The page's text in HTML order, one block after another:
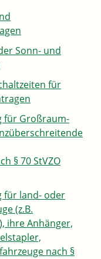
Sonn- und
für
für Großraum-
§ 70 StVZO
für land- oder
(z.B.
ihre Anhänger,
nach §